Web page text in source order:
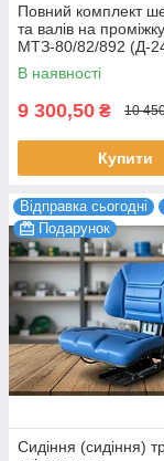
Повний комплект
та валів на проміжку
МТЗ-80/82/892 (Д-
В наявності
9 300,50 ₴ 10
Купити
Відправка сьогодні
Подарунок
Сидіння (сидіння)